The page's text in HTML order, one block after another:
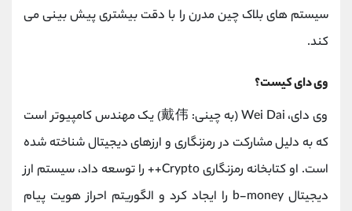
سیستم های بلاک چین مدرن را با دقت بیشتری پیش بینی می
کند.
وی دای کیست؟
وی دای، Wei Dai (به چینی: 戴伟) یک مهندس کامپیوتر است
که به دلیل مشارکت در رمزنگاری و ارزهای دیجیتال شناخته شده
است. او کتابخانه رمزنگاری Crypto++ را توسعه داد، سیستم ارز
دیجیتال b-money را ایجاد کرد و الگوریتم احراز هویت پیام